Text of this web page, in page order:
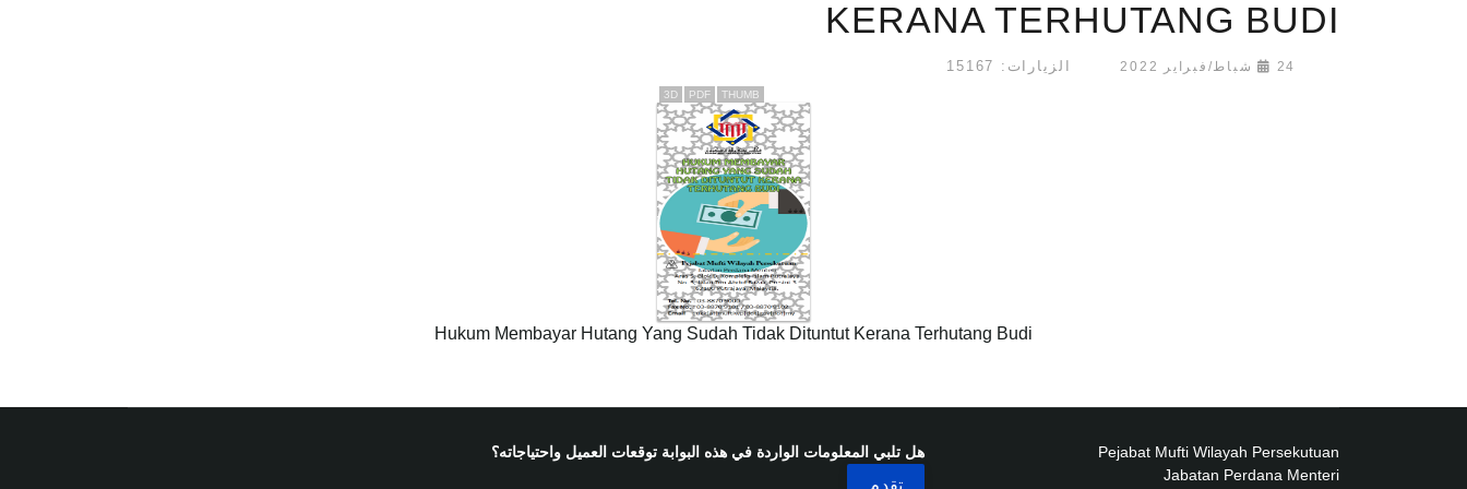
KERANA TERHUTANG BUDI
24 شباط/فبراير 2022 الزيارات: 15167
3D PDF THUMB
Hukum Membayar Hutang Yang Sudah Tidak Dituntut Kerana Terhutang Budi
Pejabat Mufti Wilayah Persekutuan
Jabatan Perdana Menteri
هل تلبي المعلومات الواردة في هذه البوابة توقعات العميل واحتياجاته؟